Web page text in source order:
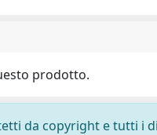
prodotto.
da copyright e tutti i